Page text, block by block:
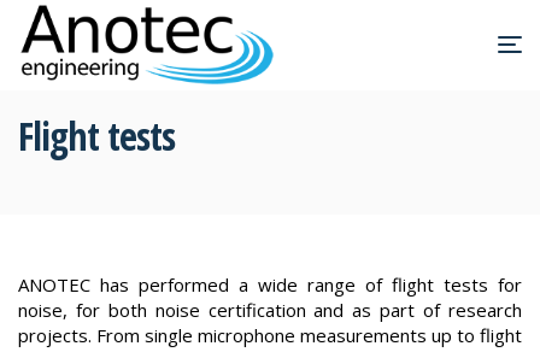
Flight tests
ANOTEC has performed a wide range of flight tests for
noise, for both noise certification and as part of research
projects. From single microphone measurements up to flight